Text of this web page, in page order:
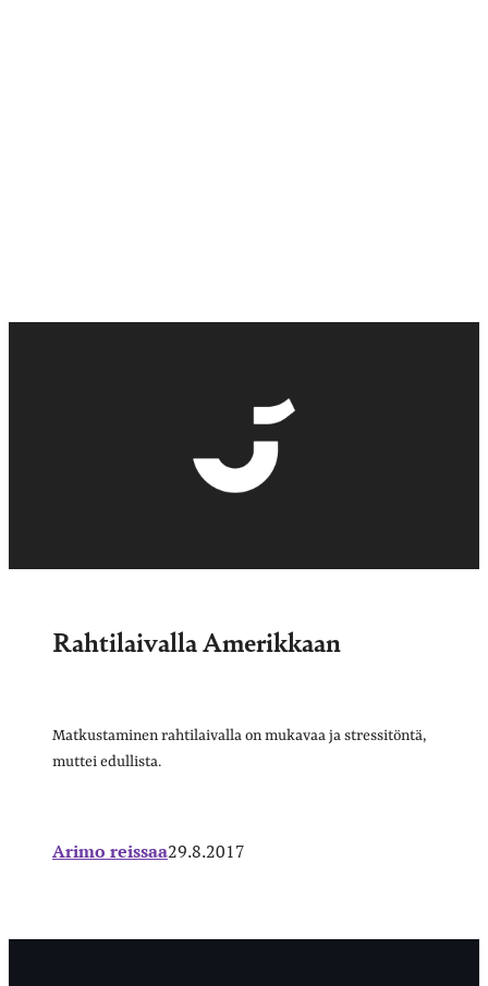
Rahtilaivalla Amerikkaan
Matkustaminen rahtilaivalla on mukavaa ja stressitöntä,
muttei edullista.
Arimo reissaa29.8.2017